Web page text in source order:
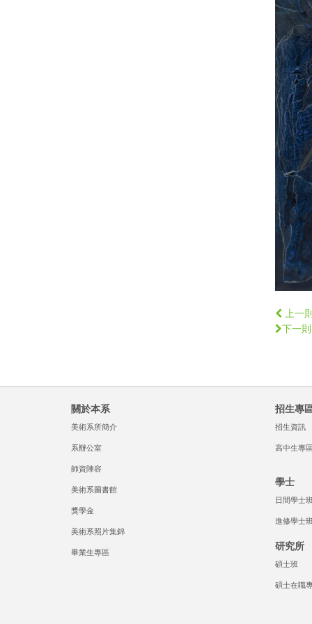
上一
下一
關於本系
美術系所簡介
系辦公室
師資陣容
美術系圖書館
獎學金
美術系照片集錦
畢業生專區
招生專
招生資訊
高中生專
學士
日間學士
進修學士
研究所
碩士班
碩士在職